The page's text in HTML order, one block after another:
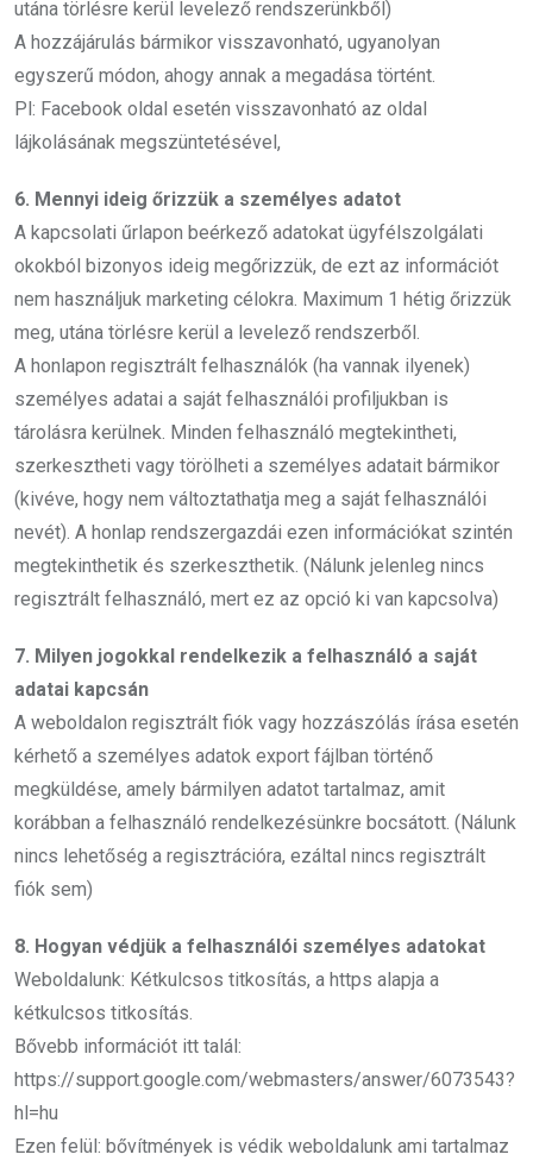
utána törlésre kerül levelező rendszerünkből)
A hozzájárulás bármikor visszavonható, ugyanolyan
egyszerű módon, ahogy annak a megadása történt.
Pl: Facebook oldal esetén visszavonható az oldal
lájkolásának megszüntetésével,
6. Mennyi ideig őrizzük a személyes adatot
A kapcsolati űrlapon beérkező adatokat ügyfélszolgálati
okokból bizonyos ideig megőrizzük, de ezt az információt
nem használjuk marketing célokra. Maximum 1 hétig őrizzük
meg, utána törlésre kerül a levelező rendszerből.
A honlapon regisztrált felhasználók (ha vannak ilyenek)
személyes adatai a saját felhasználói profiljukban is
tárolásra kerülnek. Minden felhasználó megtekintheti,
szerkesztheti vagy törölheti a személyes adatait bármikor
(kivéve, hogy nem változtathatja meg a saját felhasználói
nevét). A honlap rendszergazdái ezen információkat szintén
megtekinthetik és szerkeszthetik. (Nálunk jelenleg nincs
regisztrált felhasználó, mert ez az opció ki van kapcsolva)
7. Milyen jogokkal rendelkezik a felhasználó a saját
adatai kapcsán
A weboldalon regisztrált fiók vagy hozzászólás írása esetén
kérhető a személyes adatok export fájlban történő
megküldése, amely bármilyen adatot tartalmaz, amit
korábban a felhasználó rendelkezésünkre bocsátott. (Nálunk
nincs lehetőség a regisztrációra, ezáltal nincs regisztrált
fiók sem)
8. Hogyan védjük a felhasználói személyes adatokat
Weboldalunk: Kétkulcsos titkosítás, a https alapja a
kétkulcsos titkosítás.
Bővebb információt itt talál:
https://support.google.com/webmasters/answer/6073543?
hl=hu
Ezen felül: bővítmények is védik weboldalunk ami tartalmaz